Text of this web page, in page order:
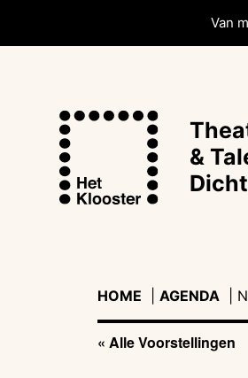
Van
&
HOME AGENDA
|
« Alle Voorstellingen